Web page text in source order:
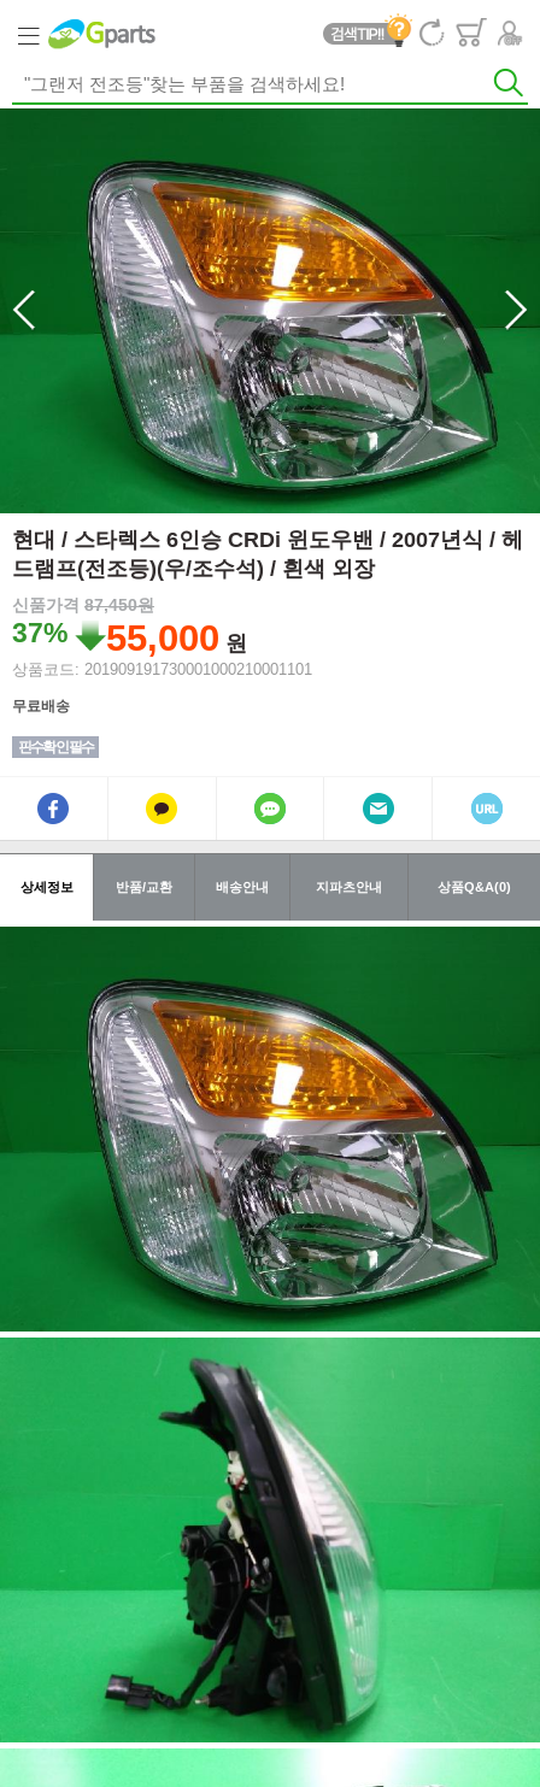
현대 / 스타렉스 6인승 CRDi 윈도우밴 / 2007년식 / 헤
드램프(전조등)(우/조수석) / 흰색 외장
신품가격 87,450원
37% 55,000 원
상품코드: 201909191730001000210001101
무료배송
핀수확인 필수
상세정보 반품/교환 배송안내 지파츠안내 상품Q&A(0)